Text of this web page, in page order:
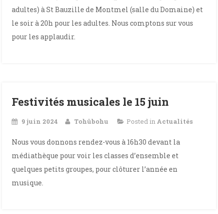
adultes) à St Bauzille de Montmel (salle du Domaine) et
le soir à 20h pour les adultes. Nous comptons sur vous
pour les applaudir.
Festivités musicales le 15 juin
9 juin 2024 Tohûbohu Posted in Actualités
Nous vous donnons rendez-vous à 16h30 devant la
médiathèque pour voir les classes d’ensemble et
quelques petits groupes, pour clôturer l’année en
musique.